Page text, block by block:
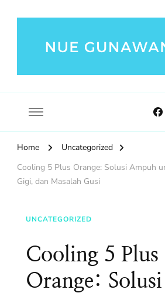
Home
Uncategorized
Cooling 5 Plus Orange: Solusi Ampuh
Gigi, dan Masalah Gusi
UNCATEGORIZED
Cooling 5 Plus
Orange: